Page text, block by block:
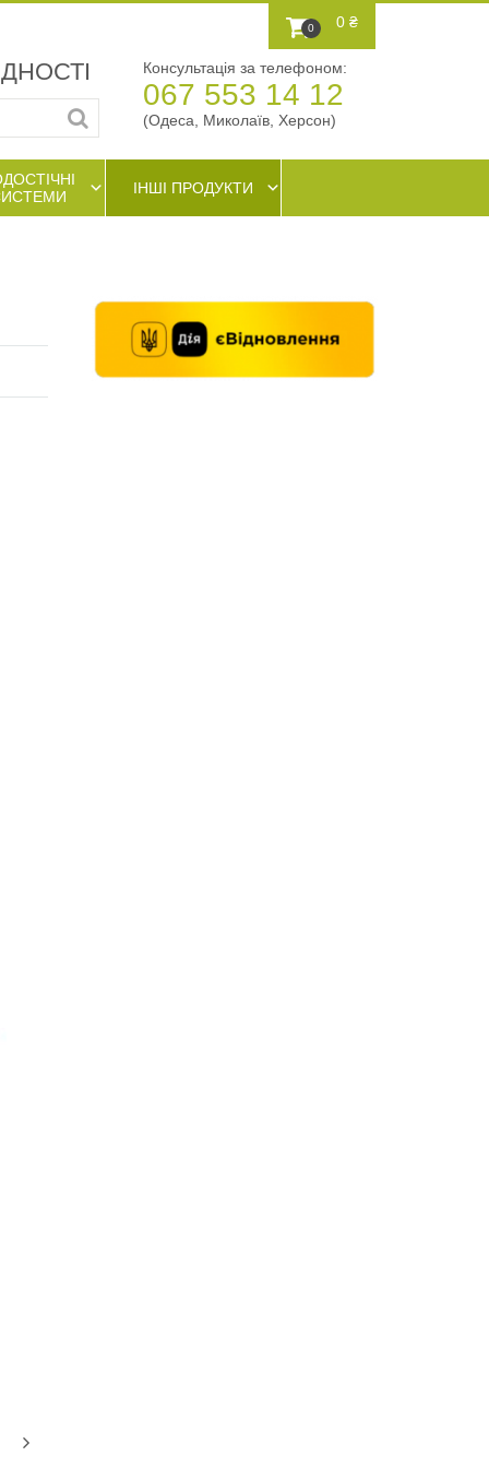
0 0 ₴
Консультація за телефоном:
067 553 14 12
(Одеса, Миколаїв, Херсон)
ІНШІ ПРОДУКТИ